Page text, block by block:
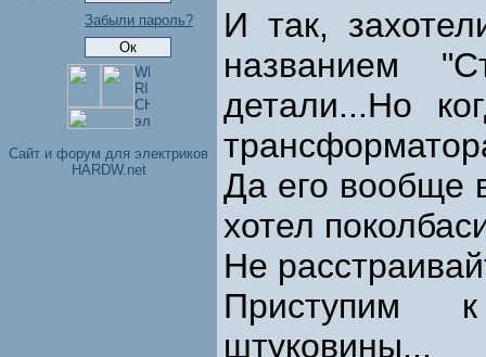
Забыли пароль?
Cайт и форум для электриков
HARDW.net
И так,
названием
детали...Но
Да его вообще
хотел
Не
Приступим
штуковины...